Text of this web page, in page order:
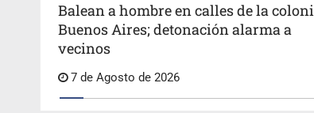
Balean a hombre en calles de la
Buenos Aires; detonación alarma a
vecinos
7 de Agosto de 2026